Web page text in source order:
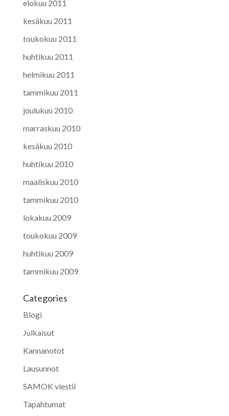
elokuu 2011
kesäkuu 2011
toukokuu 2011
huhtikuu 2011
helmikuu 2011
tammikuu 2011
joulukuu 2010
marraskuu 2010
kesäkuu 2010
huhtikuu 2010
maaliskuu 2010
tammikuu 2010
lokakuu 2009
toukokuu 2009
huhtikuu 2009
tammikuu 2009
Categories
Blogi
Julkaisut
Kannanotot
Lausunnot
SAMOK viestii
Tapahtumat